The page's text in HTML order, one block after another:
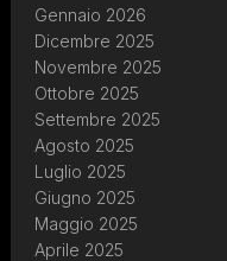
Gennaio 2026
Dicembre 2025
Novembre 2025
Ottobre 2025
Settembre 2025
Agosto 2025
Luglio 2025
Giugno 2025
Maggio 2025
Aprile 2025